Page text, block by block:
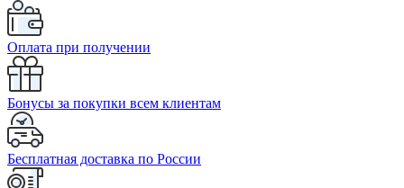
Оплата при получении
Бонусы за покупки всем клиентам
Бесплатная доставка по России